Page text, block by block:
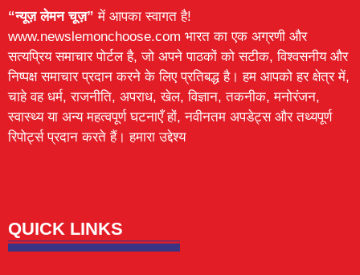
“न्यूज़ लेमन चूज़” में आपका स्वागत है!
www.newslemonchoose.com भारत का एक अग्रणी और
सत्यप्रिय समाचार पोर्टल है, जो अपने पाठकों को सटीक, विश्वसनीय और
निष्पक्ष समाचार प्रदान करने के लिए प्रतिबद्ध है। हम आपको हर क्षेत्र में,
चाहे वह धर्म, राजनीति, अपराध, खेल, विज्ञान, तकनीक, मनोरंजन,
स्वास्थ्य या अन्य महत्वपूर्ण घटनाएँ हों, नवीनतम अपडेट्स और तथ्यपूर्ण
रिपोर्ट्स प्रदान करते हैं। हमारा उद्देश्य
QUICK LINKS